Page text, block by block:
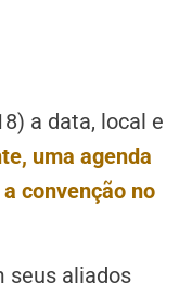
a data, local e
uma agenda
convenção no
seus aliados